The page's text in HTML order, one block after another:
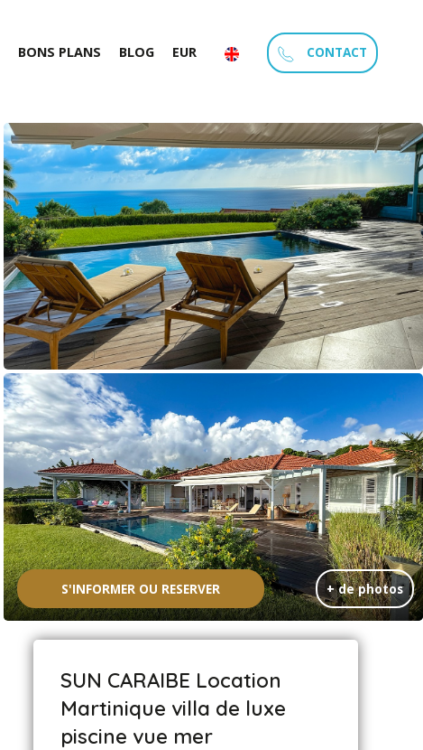
BONS PLANS BLOG EUR CONTACT
+ de photos
S'INFORMER OU RESERVER
SUN CARAIBE Location
Martinique villa de luxe
piscine vue mer